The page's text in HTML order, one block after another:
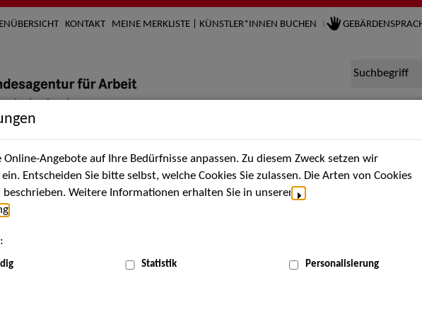
KONTAKT MEINE MERKLISTE | KÜNSTLER*INNEN BUCHEN
Suchbegriff
Künstler*innen Über uns Aktuelles Termine Portfolio
MENÜ
Angebote auf Ihre Bedürfnisse anpassen. Zu diesem Zweck setzen wir
Entscheiden Sie bitte selbst, welche Cookies Sie zulassen. Die Arten von Cookies
Weitere Informationen erhalten Sie in unserer
Statistik Personalisierung